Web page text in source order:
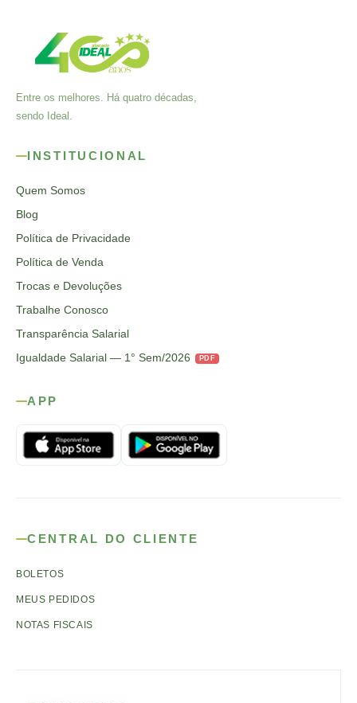
Entre os melhores. Há quatro décadas,
sendo Ideal.
INSTITUCIONAL
Quem Somos
Blog
Política de Privacidade
Política de Venda
Trocas e Devoluções
Trabalhe Conosco
Transparência Salarial
Igualdade Salarial — 1° Sem/2026
PDF
APP
CENTRAL DO CLIENTE
BOLETOS
MEUS PEDIDOS
NOTAS FISCAIS